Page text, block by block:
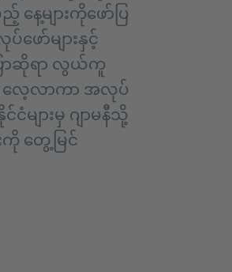
များကိုဖော်ပြ
ော်များနှင့်
ောဆိုရာ လွယ်ကူ
လေ့လာကာ အလုပ်
များမှ ဂျာမနီသို့
ကို တွေ့မြင်